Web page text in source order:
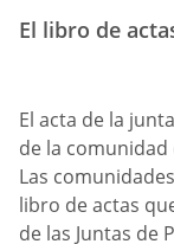
El libro de
El acta de la
de la
Las
libro de actas
de las Juntas de